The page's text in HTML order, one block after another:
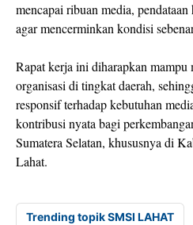
mencapai ribuan media,
agar mencerminkan kondisi
Rapat kerja ini diharapkan
organisasi di tingkat daerah,
responsif terhadap kebutuhan
kontribusi nyata bagi
Sumatera Selatan, khususnya di
Lahat.
Trending topik SMSI LAHAT